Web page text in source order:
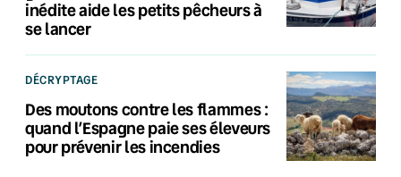
inédite aide les petits pêcheurs à
se lancer
DÉCRYPTAGE
Des moutons contre les flammes :
quand l’Espagne paie ses éleveurs
pour prévenir les incendies